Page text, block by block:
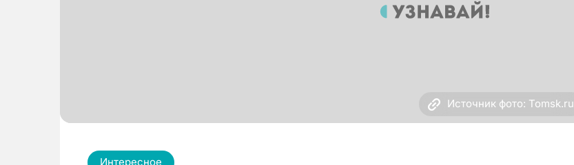
Источник фото: Tomsk.ru
Интересное